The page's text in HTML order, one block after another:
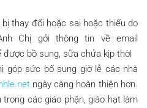
thay đổi hoặc sai hoặc thiếu do
Chị gởi thông tin về email
được bồ sung, sữa chửa kịp thời
góp sức bổ sung giờ lễ các nhà
ngày càng hoàn thiện hơn.
các giáo phận, giáo hạt làm